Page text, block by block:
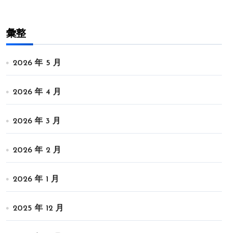
彙整
2026 年 5 月
2026 年 4 月
2026 年 3 月
2026 年 2 月
2026 年 1 月
2025 年 12 月